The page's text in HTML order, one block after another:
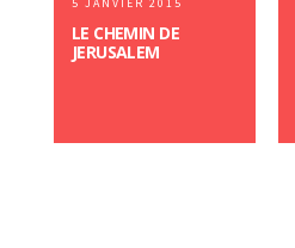
LE CHEMIN DE
JERUSALEM